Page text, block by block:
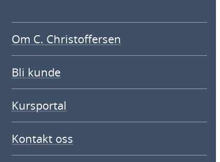
Om C. Christoffersen
Bli kunde
Kursportal
Kontakt oss